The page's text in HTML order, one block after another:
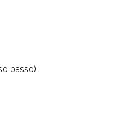
passo)